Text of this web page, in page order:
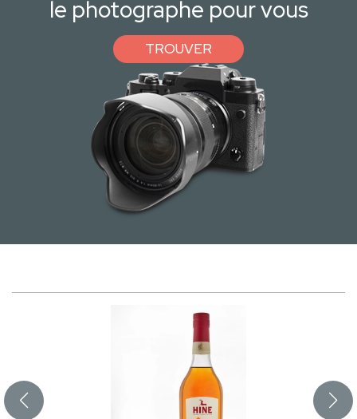
le photographe pour vous
TROUVER